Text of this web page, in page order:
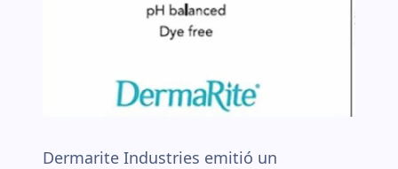
Dermarite Industries emitió un